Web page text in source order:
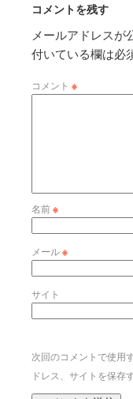
コメントを残す
メールアドレスが
付いている欄は必
コメント ※
名前※
メール※
サイト
次回のコメントで使用
ドレス、サイトを保存す